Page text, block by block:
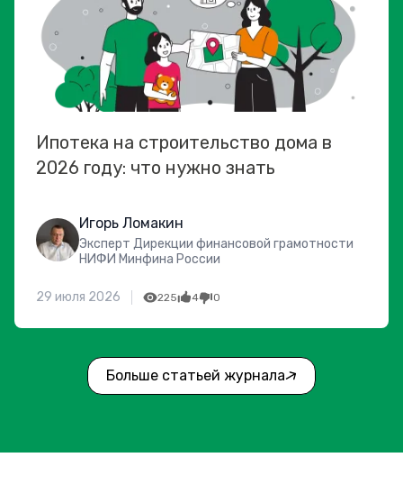
Ипотека на строительство дома в
2026 году: что нужно знать
Игорь Ломакин
Эксперт Дирекции финансовой грамотности
НИФИ Минфина России
29 июля 2026 225 4 0
Больше статьей журнала